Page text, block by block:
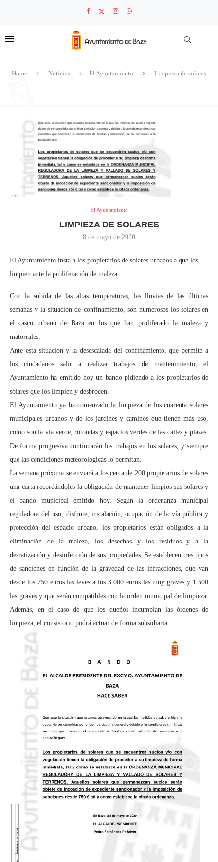
Home Noticias El Ayuntamiento Limpieza de solares
El Ayuntamiento
LIMPIEZA DE SOLARES
8 de mayo de 2020
El Ayuntamiento insta a los propietarios de solares urbanos a que los
limpien ante la proliferación de maleza
Con la subida de las altas temperaturas, las lluvias de las últimas
semanas y la situación de confinamiento, son numerosos los solares en
el casco urbano de Baza en los que han proliferado la maleza y
matorrales.
Ante esta situación y la desescalada del confinamiento, que permite a
los ciudadanos salir a realizar trabajos de mantenimiento, el
Ayuntamiento ha emitido hoy un bando pidiendo a los propietarios de
solares que los limpien y desbrocen.
El Ayuntamiento ya ha comenzado la limpieza de los cuarenta solares
municipales urbanos y de los jardines y caminos que tienen más uso,
como son la vía verde, rotondas y espacios verdes de las calles y plazas.
De forma progresiva continuarán los trabajos en los solares, y siempre
que las condiciones meteorológicas lo permitan.
La semana próxima se enviará a los cerca de 200 propietarios de solares
una carta recordándoles la obligación de mantener limpios sus solares y
el bando municipal emitido hoy. Según la ordenanza municipal
reguladora del uso, disfrute, instalación, ocupación de la vía pública y
protección del espacio urbano, los propietarios están obligados a la
eliminación de la maleza, los desechos y los residuos y a la
desratización y desinfección de sus propiedades. Se establecen tres tipos
de sanciones en función de la gravedad de las infracciones, que van
desde los 750 euros las leves a los 3.000 euros las muy graves y 1.500
las graves y que serán compatibles con la orden municipal de limpieza.
Además, en el caso de que los dueños incumplan las órdenes de
limpieza, el consistorio podrá actuar de forma subsidiaria.